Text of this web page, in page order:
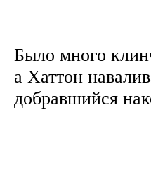
Было много
а Хаттон
добравшийся